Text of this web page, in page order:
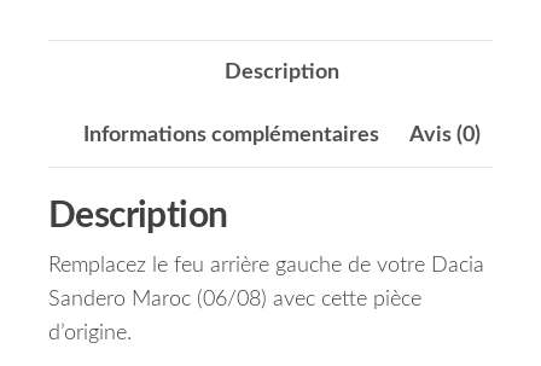
Description
Informations complémentaires Avis (0)
Description
Remplacez le feu arrière gauche de votre Dacia
Sandero Maroc (06/08) avec cette pièce
d’origine.